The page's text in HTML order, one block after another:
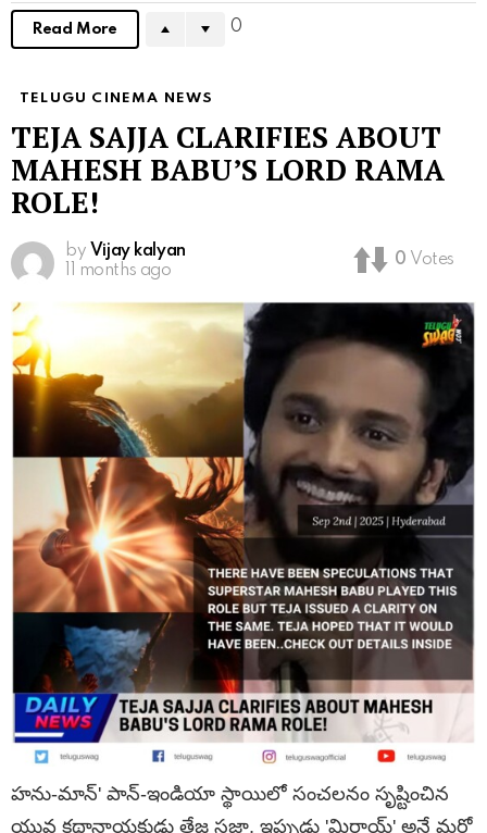
Read More 0
TELUGU CINEMA NEWS
TEJA SAJJA CLARIFIES ABOUT
MAHESH BABU’S LORD RAMA
ROLE!
by Vijay kalyan
11 months ago
0 Votes
హను-మాన్' పాన్-ఇండియా స్థాయిలో సంచలనం సృష్టించిన
యువ కథానాయకుడు తేజ సజ్జా, ఇప్పుడు 'మిరాయ్‌' అనే మరో